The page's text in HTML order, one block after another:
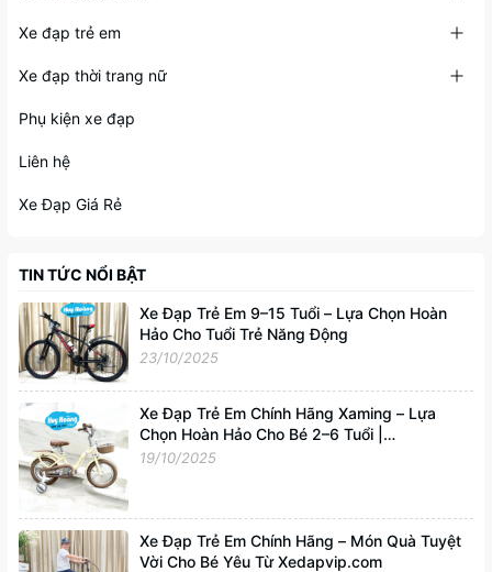
Xe đạp trẻ em
Xe đạp thời trang nữ
Phụ kiện xe đạp
Liên hệ
Xe Đạp Giá Rẻ
TIN TỨC NỔI BẬT
Xe Đạp Trẻ Em 9–15 Tuổi – Lựa Chọn Hoàn
Hảo Cho Tuổi Trẻ Năng Động
23/10/2025
Xe Đạp Trẻ Em Chính Hãng Xaming – Lựa
Chọn Hoàn Hảo Cho Bé 2–6 Tuổi |
Xedapvip.com
19/10/2025
Xe Đạp Trẻ Em Chính Hãng – Món Quà Tuyệt
Vời Cho Bé Yêu Từ Xedapvip.com